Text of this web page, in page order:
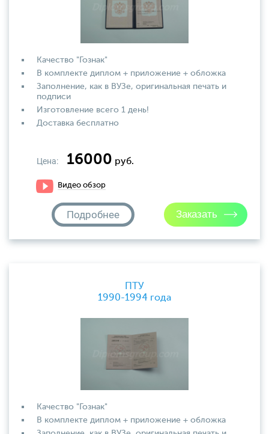
Качество "Гознак"
В комплекте диплом + приложение + обложка
Заполнение, как в ВУЗе, оригинальная печать и
подписи
Изготовление всего 1 день!
Доставка бесплатно
Цена: 16000 руб.
Видео обзор
Подробнее
ПТУ
1990-1994 года
Качество "Гознак"
В комплекте диплом + приложение + обложка